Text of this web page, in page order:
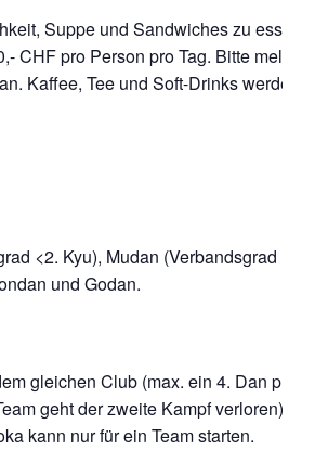
Suppe und Sandwiches zu essen,
CHF pro Person pro Tag. Bitte
Kaffee, Tee und Soft-Drinks werden
<2. Kyu), Mudan (Verbandsgrad 1.
und Godan.
gleichen Club (max. ein 4. Dan pro
geht der zweite Kampf verloren).
kann nur für ein Team starten.